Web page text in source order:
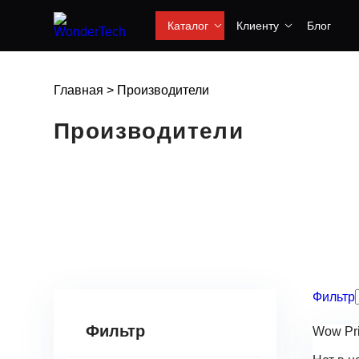
Каталог Клиенту Блог
Главная > Производители
Производители
Фильтр
Фильтр
Wow